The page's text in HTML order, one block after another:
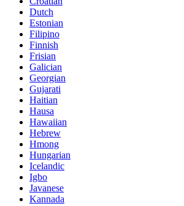
Dutch
Estonian
Filipino
Finnish
Frisian
Galician
Georgian
Gujarati
Haitian
Hausa
Hawaiian
Hebrew
Hmong
Hungarian
Icelandic
Igbo
Javanese
Kannada